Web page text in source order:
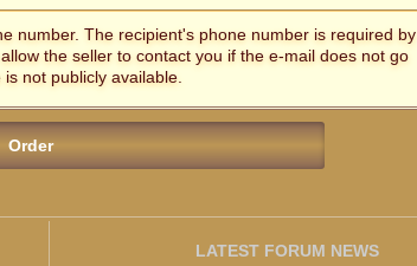
number. The recipient's phone number is required by
the seller to contact you if the e-mail does not go
not publicly available.
LATEST FORUM NEWS